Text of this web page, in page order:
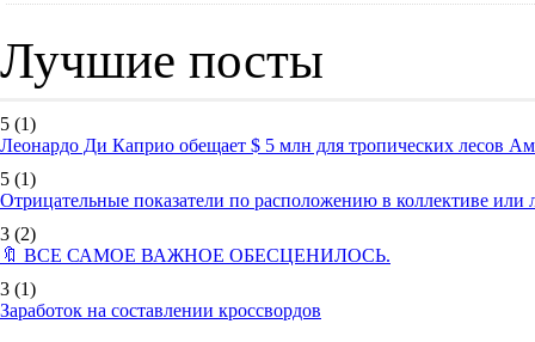
Лучшие посты
5 (1)
Леонардо Ди Каприо обещает $ 5 млн для тропических лесов
5 (1)
Отрицательные показатели по расположению в коллективе
3 (2)
🔖 ВСЕ САМОЕ ВАЖНОЕ ОБЕСЦЕНИЛОСЬ.
3 (1)
Заработок на составлении кроссвордов